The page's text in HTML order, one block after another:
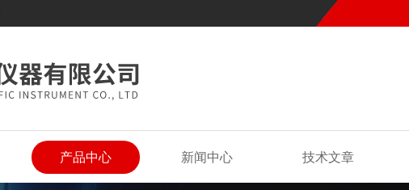
产品中心 新闻中心 技术文章